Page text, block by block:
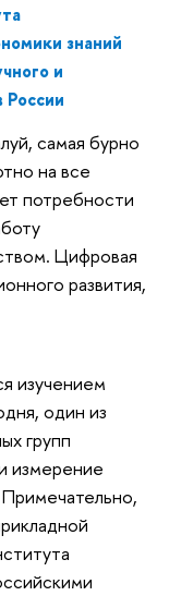
знаний
и
России
самая бурно
на все
потребности
Цифровая
развития,
изучением
один из
групп
измерение